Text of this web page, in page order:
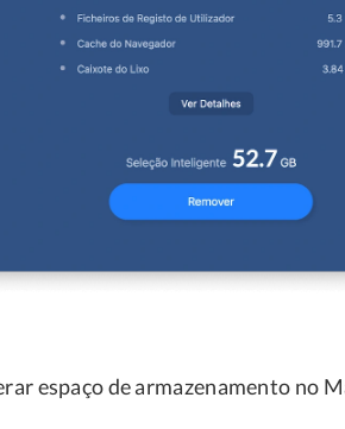
espaço de armazenamento no